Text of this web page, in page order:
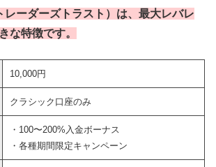
ーダーズトラスト）は、最大レバレ
な特徴です。
10,000円
クラシック口座のみ
・100〜200%入金ボーナス
・各種期間限定キャンペーン